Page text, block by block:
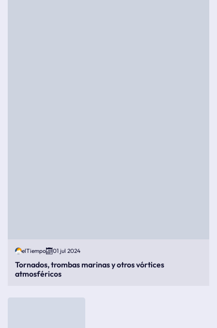
elTiempo 01 jul 2024
Tornados, trombas marinas y otros vórtices
atmosféricos